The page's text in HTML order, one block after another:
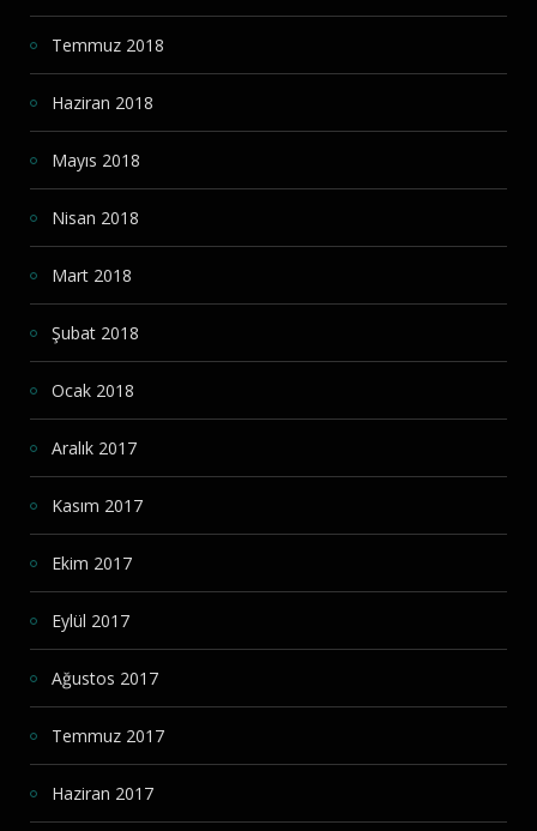
Temmuz 2018
Haziran 2018
Mayıs 2018
Nisan 2018
Mart 2018
Şubat 2018
Ocak 2018
Aralık 2017
Kasım 2017
Ekim 2017
Eylül 2017
Ağustos 2017
Temmuz 2017
Haziran 2017